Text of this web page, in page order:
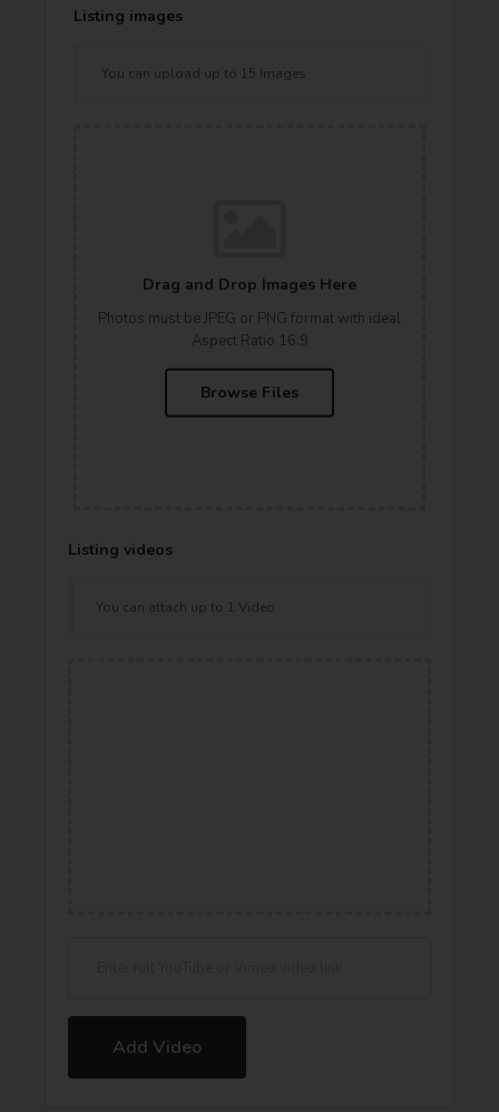
Listing images
You can upload up to 15 Images
Drag and Drop Images Here
Photos must be JPEG or PNG format with ideal
Aspect Ratio 16:9
Browse Files
Listing videos
You can attach up to 1 Video
Add Video